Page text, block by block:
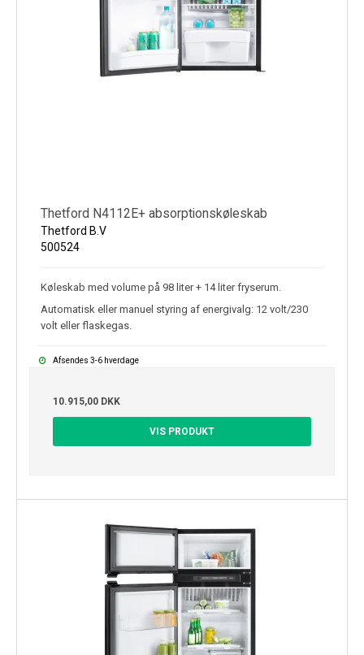
Thetford N4112E+ absorptionskøleskab
Thetford B.V
500524
Køleskab med volume på 98 liter + 14 liter fryserum.
Automatisk eller manuel styring af energivalg: 12 volt/230
volt eller flaskegas.
Afsendes 3-6 hverdage
10.915,00 DKK
VIS PRODUKT